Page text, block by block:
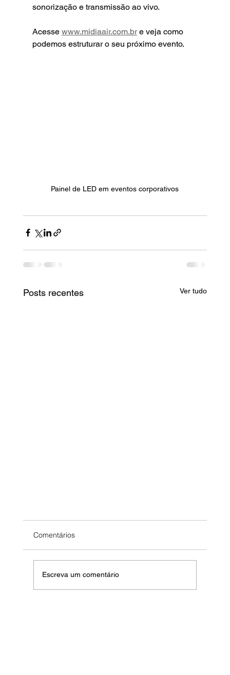
sonorização e transmissão ao vivo.
Acesse www.midiaair.com.br e veja como
podemos estruturar o seu próximo evento.
Painel de LED em eventos corporativos
Posts recentes Ver tudo
Comentários
Escreva um comentário